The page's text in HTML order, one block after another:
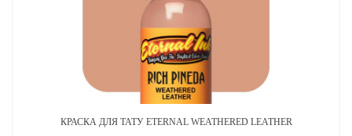
КРАСКА ДЛЯ ТАТУ ETERNAL WEATHERED LEATHER